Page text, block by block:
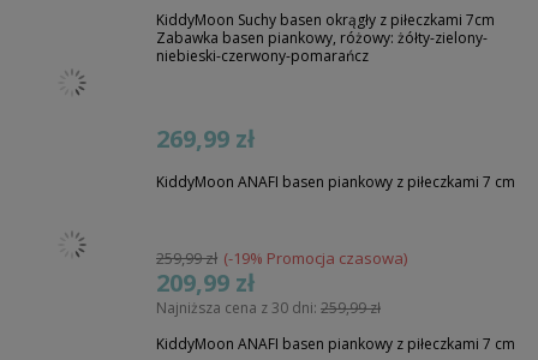
KiddyMoon Suchy basen okrągły z piłeczkami 7cm
Zabawka basen piankowy, różowy: żółty-zielony-
niebieski-czerwony-pomarańcz
269,99 zł
KiddyMoon ANAFI basen piankowy z piłeczkami 7 cm
259,99 zł (-19% Promocja czasowa)
209,99 zł
Najniższa cena z 30 dni: 259,99 zł
KiddyMoon ANAFI basen piankowy z piłeczkami 7 cm